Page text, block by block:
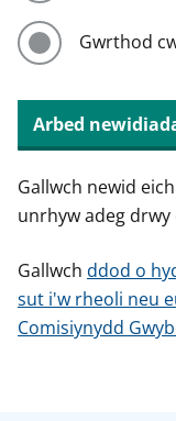
Gwrthod
Arbed
Gallwch newid
unrhyw adeg
Gallwch ddod o
sut i'w rheoli neu
Comisiynydd